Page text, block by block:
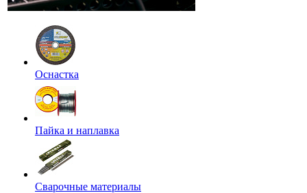
Оснастка
Пайка и наплавка
Сварочные материалы